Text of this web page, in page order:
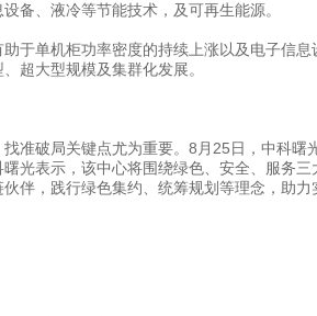
备、液冷等节能技术，及可再生能源。
单机柜功率密度的持续上涨以及电子信息
超大型规模及集群化发展。
破局关键点尤为重要。8月25日，中科曙
光表示，该中心将围绕绿色、安全、服务三
伴，践行绿色集约、统筹规划等理念，助力